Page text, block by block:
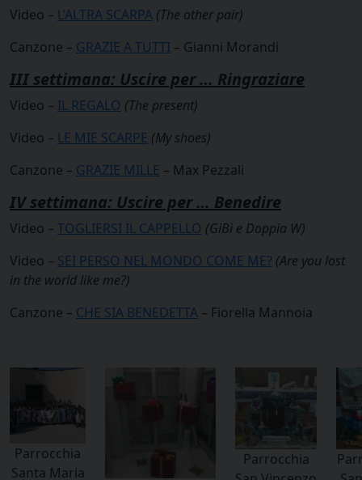
Video – L’ALTRA SCARPA (The other pair)
Canzone – GRAZIE A TUTTI – Gianni Morandi
III settimana: Uscire per … Ringraziare
Video – IL REGALO (The present)
Video – LE MIE SCARPE (My shoes)
Canzone – GRAZIE MILLE – Max Pezzali
IV settimana: Uscire per … Benedire
Video – TOGLIERSI IL CAPPELLO (GiBì e Doppia W)
Video – SEI PERSO NEL MONDO COME ME? (Are you lost
in the world like me?)
Canzone – CHE SIA BENEDETTA – Fiorella Mannoia
Parrocchia
Santa Maria
Parrocchia